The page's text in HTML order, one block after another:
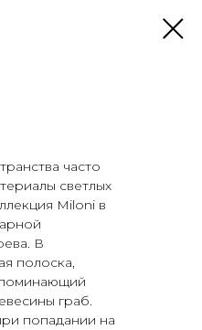
часто
светлых
Miloni в
В
полоска,
граб.
попадании на